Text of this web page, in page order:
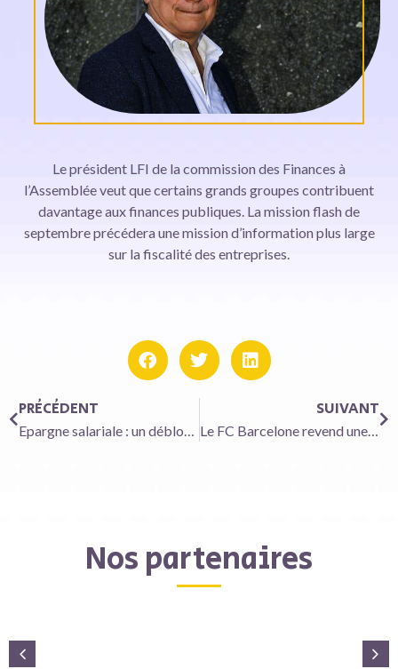
Le président LFI de la commission des Finances à
l’Assemblée veut que certains grands groupes contribuent
davantage aux finances publiques. La mission flash de
septembre précédera une mission d’information plus large
sur la fiscalité des entreprises.
PRÉCÉDENT
Epargne salariale : un déblocage exceptionnel sera possible d’ici au 31 décembre
SUIVANT
Le FC Barcelone revend une partie de Barca Studios pour 100 millions d’euros
Nos partenaires